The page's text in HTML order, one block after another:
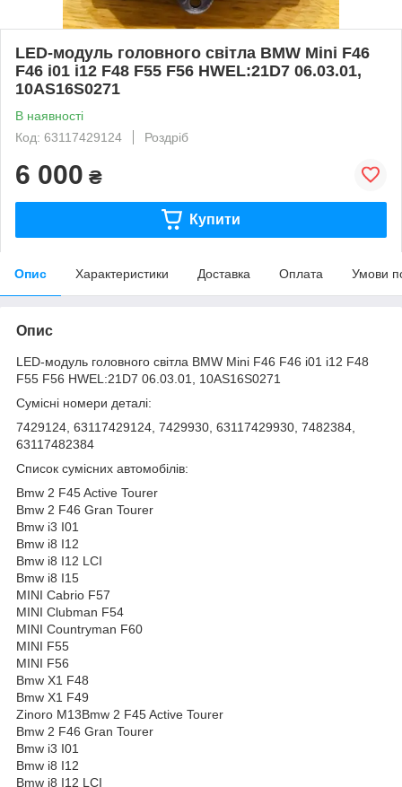
LED-модуль головного світла BMW Mini F46
F46 i01 i12 F48 F55 F56 HWEL:21D7 06.03.01,
10AS16S0271
В наявності
Код: 63117429124
Роздріб
6 000 ₴
Купити
Опис Характеристики Доставка Оплата Умови
Опис
LED-модуль головного світла BMW Mini F46 F46 i01 i12 F48
F55 F56 HWEL:21D7 06.03.01, 10AS16S0271
Сумісні номери деталі:
7429124, 63117429124, 7429930, 63117429930, 7482384,
63117482384
Список сумісних автомобілів:
Bmw 2 F45 Active Tourer
Bmw 2 F46 Gran Tourer
Bmw i3 I01
Bmw i8 I12
Bmw i8 I12 LCI
Bmw i8 I15
MINI Cabrio F57
MINI Clubman F54
MINI Countryman F60
MINI F55
MINI F56
Bmw X1 F48
Bmw X1 F49
Zinoro M13Bmw 2 F45 Active Tourer
Bmw 2 F46 Gran Tourer
Bmw i3 I01
Bmw i8 I12
Bmw i8 I12 LCI